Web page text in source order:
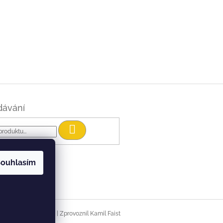
Hledat
Zprovoznil Kamil Faist